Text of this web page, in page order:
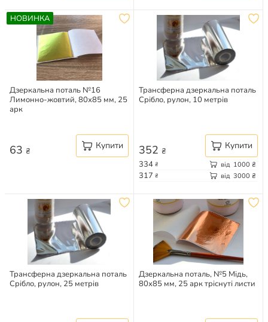
НОВИНКА
Дзеркальна поталь №16
Лимонно-жовтий, 80х85 мм, 25
арк
63 ₴ Купити
Трансферна дзеркальна поталь
Срібло, рулон, 10 метрів
352 ₴ Купити
334 ₴ від 1000 ₴
317 ₴ від 3000 ₴
Трансферна дзеркальна поталь
Срібло, рулон, 25 метрів
Дзеркальна поталь, №5 Мідь,
80х85 мм, 25 арк тріснуті листи